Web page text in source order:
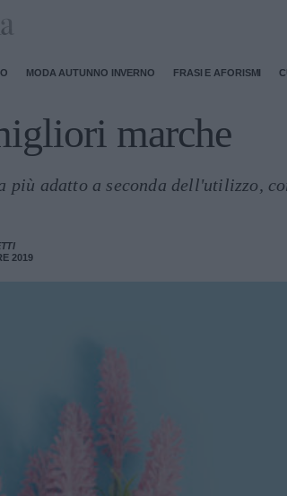
MODA AUTUNNO INVERNO FRASI E AFORISMI
marche
adatto a seconda dell'utilizzo,
2019